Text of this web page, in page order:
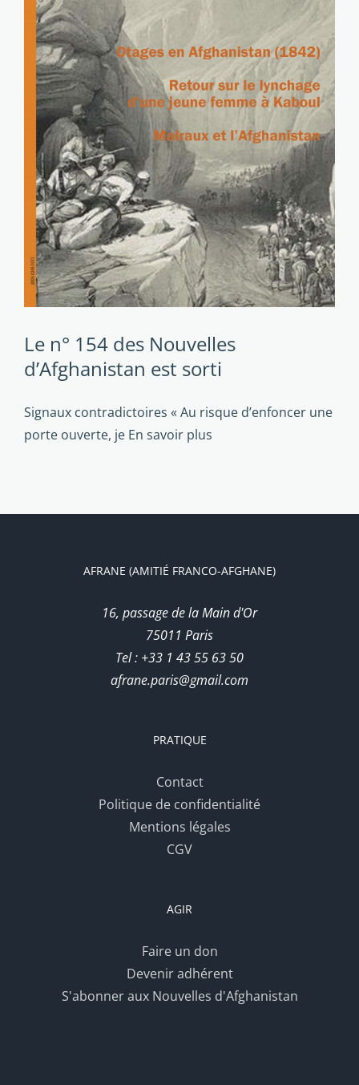
Le n° 154 des Nouvelles
d’Afghanistan est sorti
Signaux contradictoires « Au risque d’enfoncer une
porte ouverte, je En savoir plus
AFRANE (AMITIÉ FRANCO-AFGHANE)
16, passage de la Main d'Or
75011 Paris
Tel : +33 1 43 55 63 50
afrane.paris@gmail.com
PRATIQUE
Contact
Politique de confidentialité
Mentions légales
CGV
AGIR
Faire un don
Devenir adhérent
S'abonner aux Nouvelles d'Afghanistan